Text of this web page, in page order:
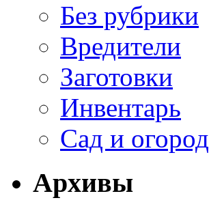
Без рубрики
Вредители
Заготовки
Инвентарь
Сад и огород
Архивы